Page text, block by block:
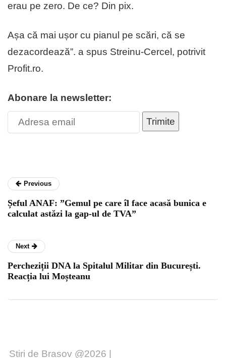
erau pe zero. De ce? Din pix.
Așa că mai ușor cu pianul pe scări, că se
dezacordează”. a spus Streinu-Cercel, potrivit
Profit.ro.
Abonare la newsletter:
Trimite
Previous
Șeful ANAF: ”Gemul pe care îl face acasă bunica e
calculat astăzi la gap-ul de TVA”
Next
Percheziții DNA la Spitalul Militar din București.
Reacția lui Moșteanu
Stiri de Brasov @2026 |